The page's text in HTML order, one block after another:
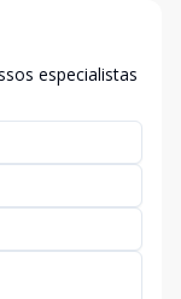
especialistas